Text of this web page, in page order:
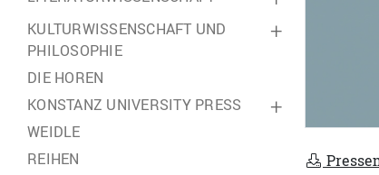
+
KULTURWISSENSCHAFT UND
PHILOSOPHIE
DIE HOREN
+
KONSTANZ UNIVERSITY PRESS
WEIDLE
REIHEN